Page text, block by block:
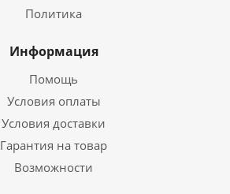
Политика
Информация
Помощь
Условия оплаты
Условия доставки
Гарантия на товар
Возможности